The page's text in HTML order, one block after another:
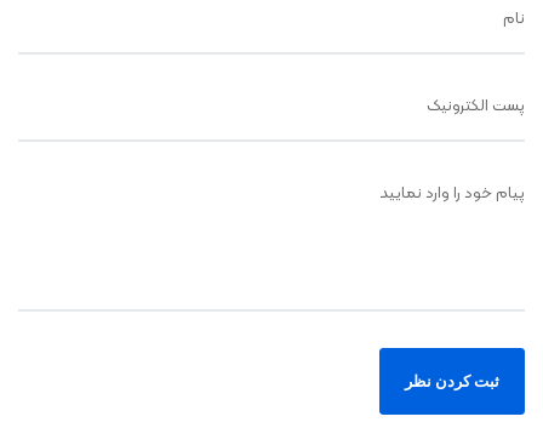
نام
پست الکترونیک
پیام خود را وارد نمایید